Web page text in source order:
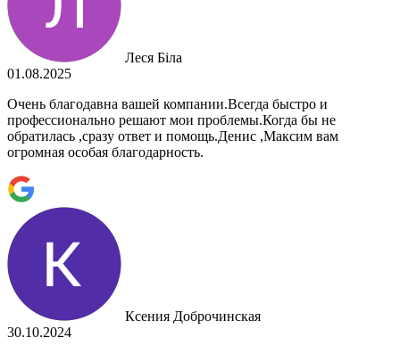
Леся Біла
01.08.2025
Очень благодавна вашей компании.Всегда быстро и
профессионально решают мои проблемы.Когда бы не
обратилась ,сразу ответ и помощь.Денис ,Максим вам
огромная особая благодарность.
Ксения Доброчинская
30.10.2024